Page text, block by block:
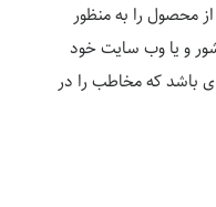
محصول را به منظور
و یا وب سایت خود
ای باشد که مخاطب را در